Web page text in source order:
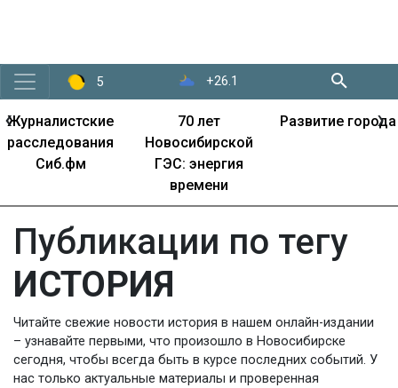
5 +26.1
Журналистские
расследования
Сиб.фм
70 лет
Новосибирской
ГЭС: энергия
времени
Развитие города
‹ ›
Публикации по тегу
ИСТОРИЯ
Читайте свежие новости история в нашем онлайн-издании
– узнавайте первыми, что произошло в Новосибирске
сегодня, чтобы всегда быть в курсе последних событий. У
нас только актуальные материалы и проверенная